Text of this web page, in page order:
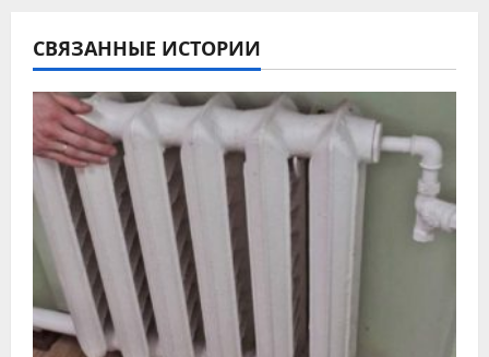
а
ц
и
я
п
о
з
СВЯЗАННЫЕ ИСТОРИИ